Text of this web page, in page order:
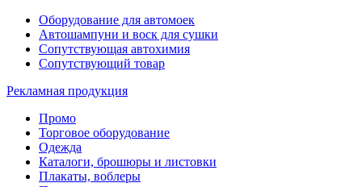
Оборудование для автомоек
Автошампуни и воск для сушки
Сопутствующая автохимия
Сопутствующий товар
Рекламная продукция
Промо
Торговое оборудование
Одежда
Каталоги, брошюры и листовки
Плакаты, воблеры